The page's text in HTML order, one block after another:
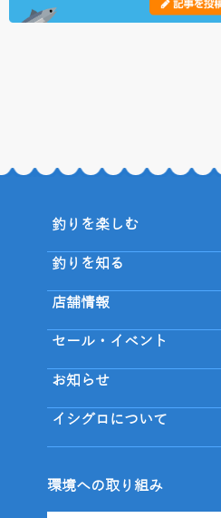
釣りを楽しむ
釣りを知る
店舗情報
セール・イベント
お知らせ
イシグロについて
環境への取り組み